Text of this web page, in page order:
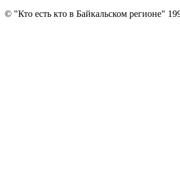
© "Кто есть кто в Байкальском регионе"